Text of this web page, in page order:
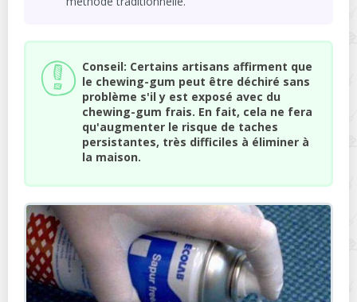
Conseil: Certains artisans affirment que
le chewing-gum peut être déchiré sans
problème s'il y est exposé avec du
chewing-gum frais. En fait, cela ne fera
qu'augmenter le risque de taches
persistantes, très difficiles à éliminer à
la maison.